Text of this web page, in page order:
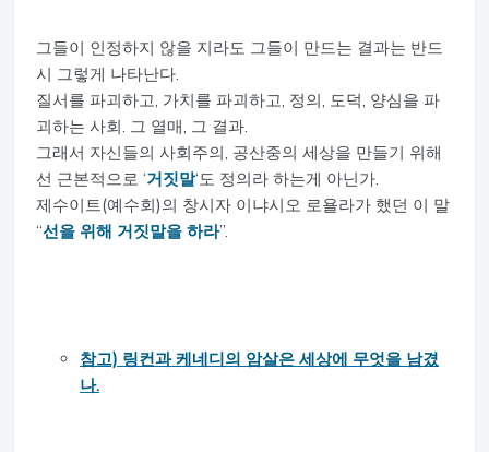
그들이 인정하지 않을 지라도 그들이 만드는 결과는 반드
시 그렇게 나타난다.
질서를 파괴하고, 가치를 파괴하고, 정의, 도덕, 양심을 파
괴하는 사회. 그 열매, 그 결과.
그래서 자신들의 사회주의, 공산중의 세상을 만들기 위해
선 근본적으로 ‘거짓말‘도 정의라 하는게 아닌가.
제수이트(예수회)의 창시자 이냐시오 로욜라가 했던 이 말
“선을 위해 거짓말을 하라”.
참고) 링컨과 케네디의 암살은 세상에 무엇을 남겼
나.